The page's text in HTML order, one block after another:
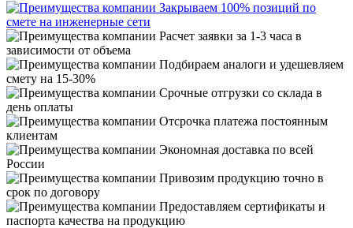
Закрываем 100% позиций по
смете на инженерные сети
Расчет заявки за 1-3 часа в
зависимости от объема
Подбираем аналоги и удешевляем
смету на 15-30%
Срочные отгрузки со склада в
день оплаты
Отсрочка платежа постоянным
клиентам
Экономная доставка по всей
России
Привозим продукцию точно в
срок по договору
Предоставляем сертификаты и
паспорта качества на продукцию